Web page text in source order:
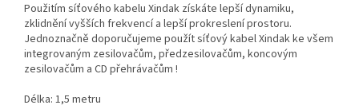
Použitím síťového kabelu Xindak získáte lepší dynamiku,
zklidnění vyšších frekvencí a lepší prokreslení prostoru.
Jednoznačně doporučujeme použít síťový kabel Xindak ke všem
integrovaným zesilovačům, předzesilovačům, koncovým
zesilovačům a CD přehrávačům !
Délka: 1,5 metru